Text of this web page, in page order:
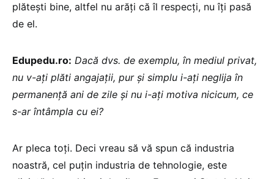
plătești bine, altfel nu arăți că îl respecți, nu îți pasă
de el.
Edupedu.ro: Dacă dvs. de exemplu, în mediul privat,
nu v-ați plăti angajații, pur și simplu i-ați neglija în
permanență ani de zile și nu i-ați motiva nicicum, ce
s-ar întâmpla cu ei?
Ar pleca toți. Deci vreau să vă spun că industria
noastră, cel puțin industria de tehnologie, este